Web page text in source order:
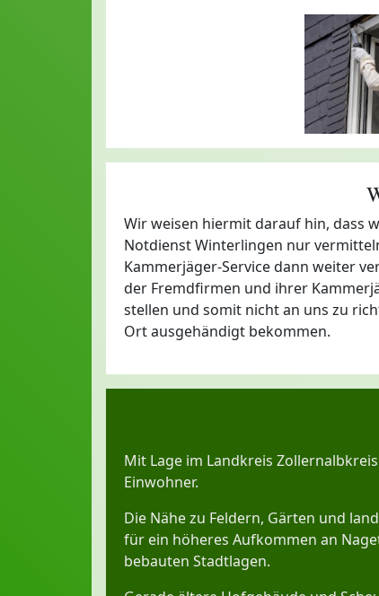
Wir weisen hiermit darauf hin, dass
Notdienst Winterlingen nur
Kammerjäger-Service dann weiter
der Fremdfirmen und ihrer
stellen und somit nicht an uns zu
Ort ausgehändigt bekommen.
Mit Lage im Landkreis
Einwohner.
Die Nähe zu Feldern, Gärten und
für ein höheres Aufkommen an
bebauten Stadtlagen.